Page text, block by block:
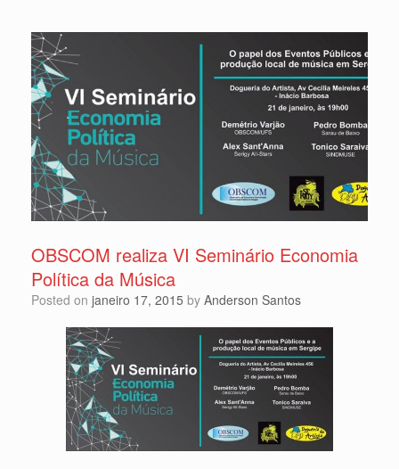
OBSCOM realiza VI Seminário Economia
Política da Música
Posted on janeiro 17, 2015 by Anderson Santos